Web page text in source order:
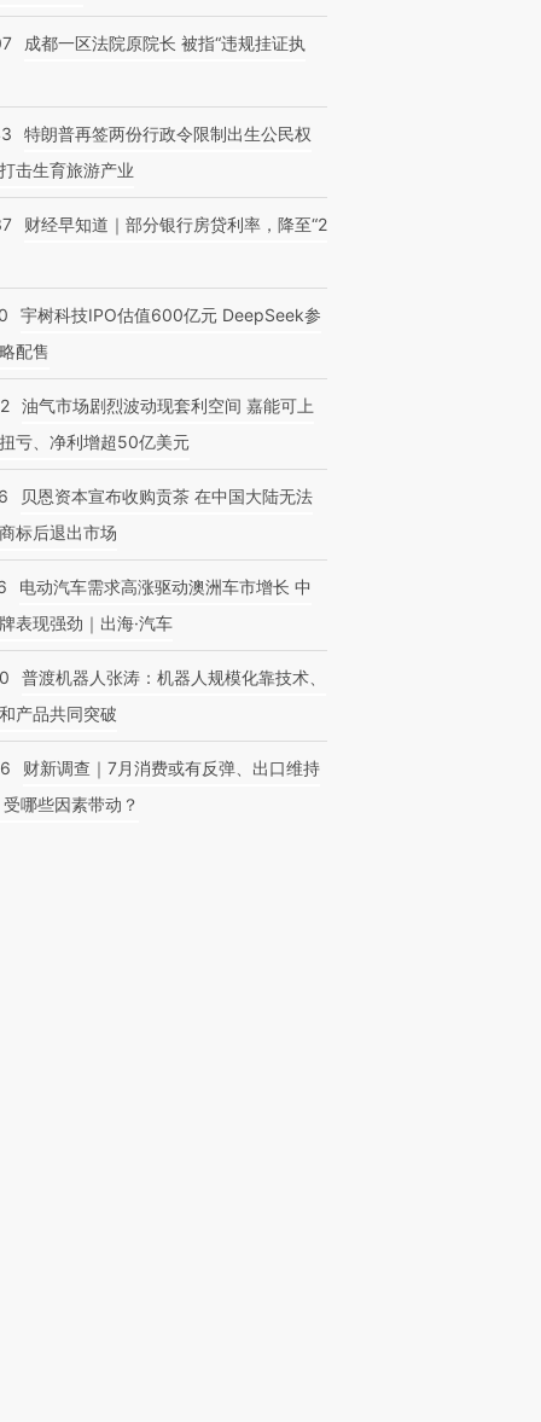
成都一区法院原院长 被指“违规挂证执
特朗普再签两份行政令限制出生公民权
击生育旅游产业
财经早知道｜部分银行房贷利率，降至“2
宇树科技IPO估值600亿元 DeepSeek参
配售
油气市场剧烈波动现套利空间 嘉能可上
亏、净利增超50亿美元
贝恩资本宣布收购贡茶 在中国大陆无法
标后退出市场
电动汽车需求高涨驱动澳洲车市增长 中
表现强劲｜出海·汽车
普渡机器人张涛：机器人规模化靠技术、
产品共同突破
财新调查｜7月消费或有反弹、出口维持
哪些因素带动？